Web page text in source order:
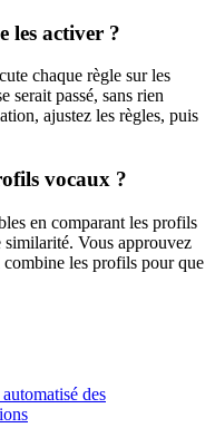
les activer ?
chaque règle sur les
serait passé, sans rien
ajustez les règles, puis
vocaux ?
en comparant les profils
similarité. Vous approuvez
les profils pour que
des